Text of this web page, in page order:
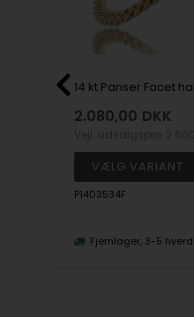
2.080,00 DKK
P1403534F
Fjernlager, 3-5